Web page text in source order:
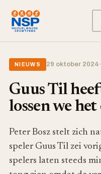
NIEUWS 29 oktober 2024
Guus Til
lossen we het
Peter Bosz stelt zich
speler Guus Til zei
spelers laten steeds